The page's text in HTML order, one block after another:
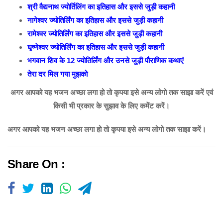
श्री वैद्यनाथ ज्योर्तिलिंग का इतिहास और इससे जुड़ी कहानी
नागेश्वर ज्योतिर्लिंग का इतिहास और इससे जुड़ी कहानी
रामेश्वर ज्योतिर्लिंग का इतिहास और इससे जुड़ी कहानी
घृष्णेश्वर ज्योतिर्लिंग का इतिहास और इससे जुड़ी कहानी
भगवान शिव के 12 ज्योतिर्लिंग और उनसे जुड़ी पौराणिक कथाएं
तेरा दर मिल गया मुझको
अगर आपको यह भजन अच्छा लगा हो तो कृपया इसे अन्य लोगो तक साझा करें एवं
किसी भी प्रकार के सुझाव के लिए कमेंट करें।
अगर आपको यह भजन अच्छा लगा हो तो कृपया इसे अन्य लोगो तक साझा करें।
Share On :